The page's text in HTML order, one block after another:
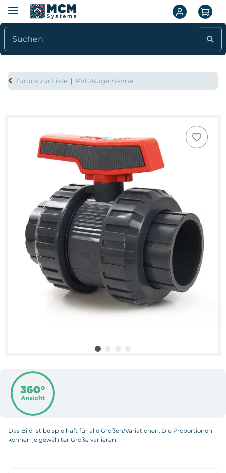
Zurück zur Liste PVC-Kugelhähne
Das Bild ist beispielhaft für alle Größen/Variationen. Die Proportionen
können je gewählter Größe variieren.